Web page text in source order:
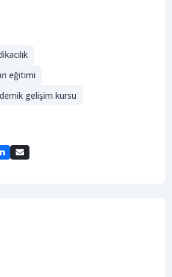
eğitimi
gelişim kursu